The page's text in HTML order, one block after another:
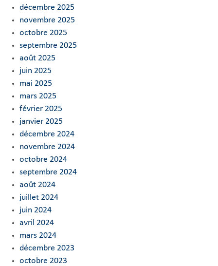
décembre 2025
novembre 2025
octobre 2025
septembre 2025
août 2025
juin 2025
mai 2025
mars 2025
février 2025
janvier 2025
décembre 2024
novembre 2024
octobre 2024
septembre 2024
août 2024
juillet 2024
juin 2024
avril 2024
mars 2024
décembre 2023
octobre 2023